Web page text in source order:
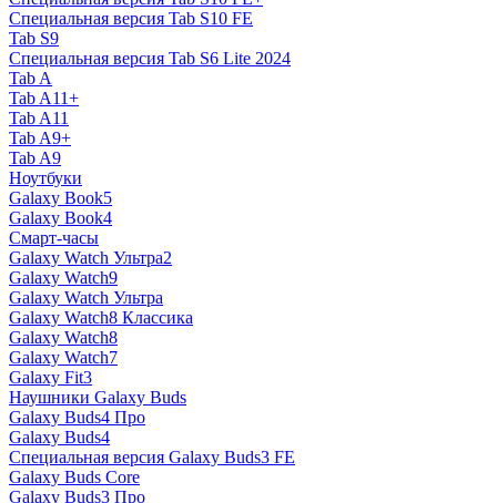
Специальная версия Tab S10 FE
Tab S9
Специальная версия Tab S6 Lite 2024
Tab A
Tab A11+
Tab A11
Tab A9+
Tab A9
Ноутбуки
Galaxy Book5
Galaxy Book4
Смарт-часы
Galaxy Watch Ультра2
Galaxy Watch9
Galaxy Watch Ультра
Galaxy Watch8 Классика
Galaxy Watch8
Galaxy Watch7
Galaxy Fit3
Наушники Galaxy Buds
Galaxy Buds4 Про
Galaxy Buds4
Специальная версия Galaxy Buds3 FE
Galaxy Buds Core
Galaxy Buds3 Про